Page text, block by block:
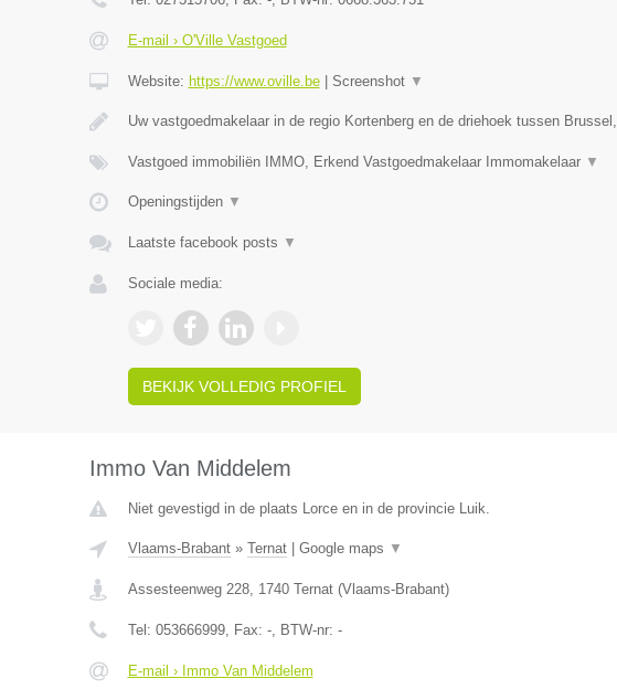
E-mail › O'Ville Vastgoed
Website: https://www.oville.be| Screenshot ▼
Uw vastgoedmakelaar in de regio Kortenberg en de driehoek tussen Brussel,
Vastgoed immobiliën IMMO, Erkend Vastgoedmakelaar Immomakelaar ▼
Openingstijden ▼
Laatste facebook posts ▼
Sociale media:
BEKIJK VOLLEDIG PROFIEL
Immo Van Middelem
Niet gevestigd in de plaats Lorce en in de provincie Luik.
Vlaams-Brabant» Ternat| Google maps ▼
Assesteenweg 228, 1740 Ternat(Vlaams-Brabant)
Tel: 053666999, Fax: -, BTW-nr: -
E-mail › Immo Van Middelem